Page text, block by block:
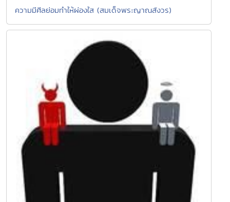
ความมีศีลย่อมทำให้ผ่องใส (สมเด็จพระญาณสังวร)